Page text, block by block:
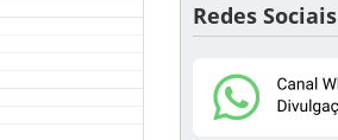
Redes Sociais